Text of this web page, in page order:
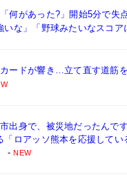
「何があった?」開始5分で失
いな」「野球みたいなスコア
ードが響き…立て直す道筋
市出身で、被災地だったんで
「ロアッソ熊本を応援して
-NEW